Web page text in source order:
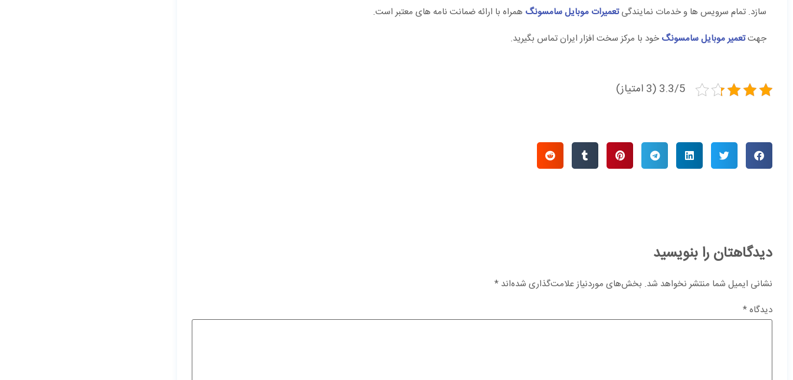
سازد. تمام سرویس ها و خدمات نمایندگیتعمیرات موبایل سامسونگ همراه با ارائه ضمانت نامه های معتبر است.
جهتتعمیر موبایل سامسونگ خود با مرکز سخت افزار ایران تماس بگیرید.
3.3/5 (3 امتیاز)
دیدگاهتان را بنویسید
نشانی ایمیل شما منتشر نخواهد شد. بخش‌های موردنیاز علامت‌گذاری شده‌اند *
دیدگاه*